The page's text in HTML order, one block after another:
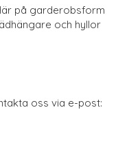
på garderobsform
och hyllor
oss via e-post: